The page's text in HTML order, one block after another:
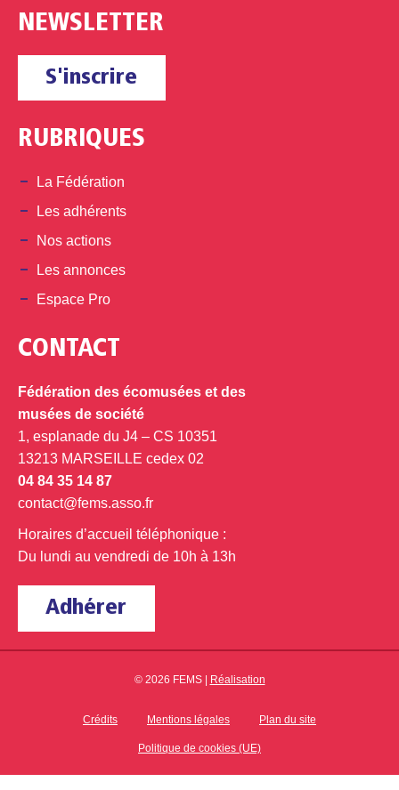
NEWSLETTER
S'inscrire
RUBRIQUES
La Fédération
Les adhérents
Nos actions
Les annonces
Espace Pro
CONTACT
Fédération des écomusées et des
musées de société
1, esplanade du J4 – CS 10351
13213 MARSEILLE cedex 02
04 84 35 14 87
contact@fems.asso.fr
Horaires d’accueil téléphonique :
Du lundi au vendredi de 10h à 13h
Adhérer
© 2026 FEMS | Réalisation
Crédits Mentions légales Plan du site
Politique de cookies (UE)